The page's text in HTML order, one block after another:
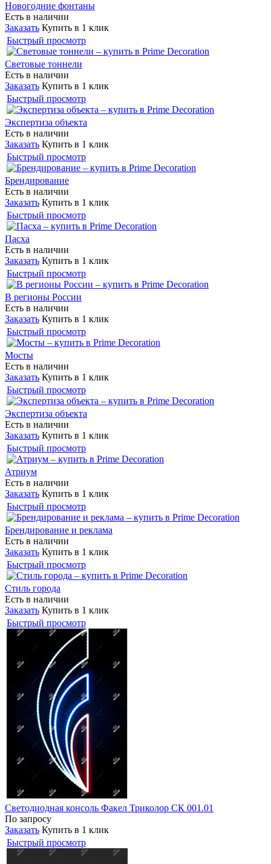
Новогодние фонтаны
Есть в наличии
Заказать Купить в 1 клик
Быстрый просмотр
Световые тоннели
Есть в наличии
Заказать Купить в 1 клик
Быстрый просмотр
Экспертиза объекта
Есть в наличии
Заказать Купить в 1 клик
Быстрый просмотр
Брендирование
Есть в наличии
Заказать Купить в 1 клик
Быстрый просмотр
Пасха
Есть в наличии
Заказать Купить в 1 клик
Быстрый просмотр
В регионы России
Есть в наличии
Заказать Купить в 1 клик
Быстрый просмотр
Мосты
Есть в наличии
Заказать Купить в 1 клик
Быстрый просмотр
Экспертиза объекта
Есть в наличии
Заказать Купить в 1 клик
Быстрый просмотр
Атриум
Есть в наличии
Заказать Купить в 1 клик
Быстрый просмотр
Брендирование и реклама
Есть в наличии
Заказать Купить в 1 клик
Быстрый просмотр
Стиль города
Есть в наличии
Заказать Купить в 1 клик
Быстрый просмотр
Светодиодная консоль Факел Триколор СК 001.01
По запросу
Заказать Купить в 1 клик
Быстрый просмотр